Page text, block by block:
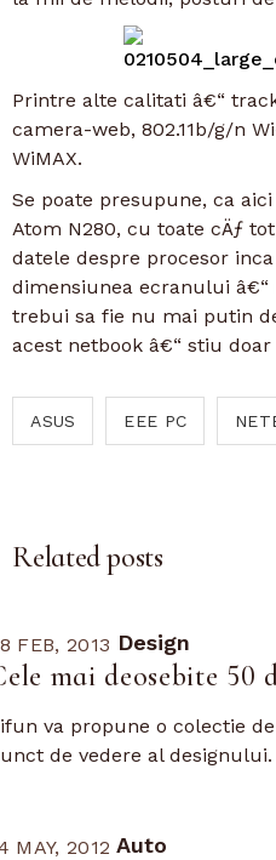
Printre alte calitati â€“
camera-web, 802.11b/g/n
WiMAX.
Se poate presupune, ca
Atom N280, cu toate cÄƒ
datele despre procesor
dimensiunea ecranului
trebui sa fie nu mai putin
acest netbook â€“ stiu
ASUS EEE PC
Related posts
FEB, 2013 Design
mai deosebite 50
va propune o colectie
de vedere al designului.
MAY, 2012 Auto